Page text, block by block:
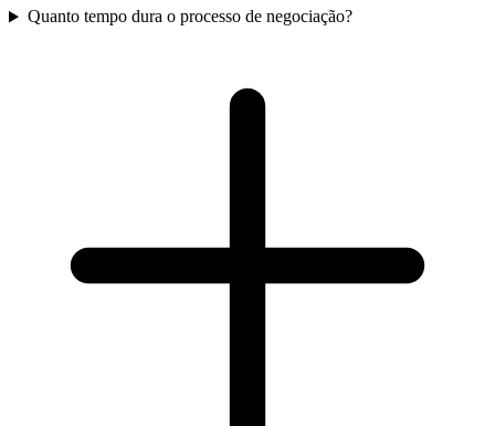
Quanto tempo dura o processo de negociação?